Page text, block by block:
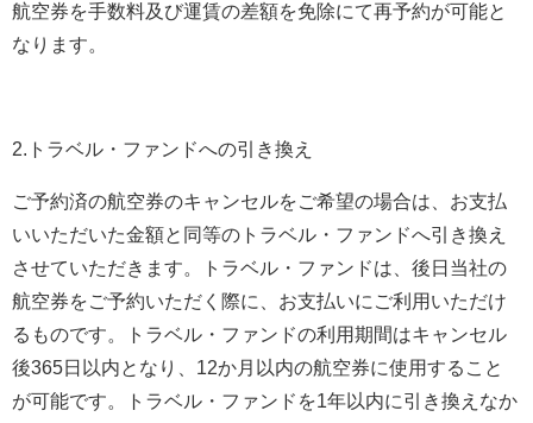
航空券を手数料及び運賃の差額を免除にて再予約が可能と
なります。
2.トラベル・ファンドへの引き換え
ご予約済の航空券のキャンセルをご希望の場合は、お支払
いいただいた金額と同等のトラベル・ファンドへ引き換え
させていただきます。トラベル・ファンドは、後日当社の
航空券をご予約いただく際に、お支払いにご利用いただけ
るものです。トラベル・ファンドの利用期間はキャンセル
後365日以内となり、12か月以内の航空券に使用すること
が可能です。トラベル・ファンドを1年以内に引き換えなか